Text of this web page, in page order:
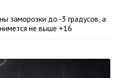
заморозки до -3 градусов, а
не выше +16